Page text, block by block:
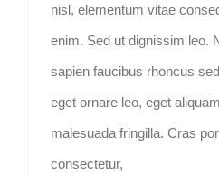
nisl, elementum vitae
enim. Sed ut dignissim leo.
sapien faucibus rhoncus
eget ornare leo, eget
malesuada fringilla. Cras
consectetur,